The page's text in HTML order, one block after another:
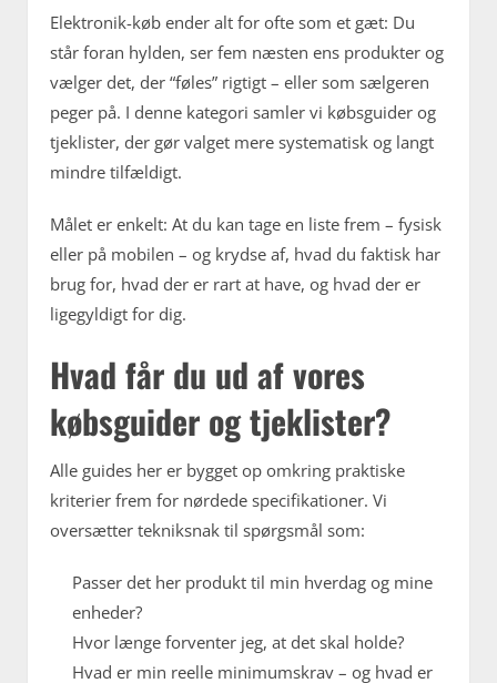
Elektronik-køb ender alt for ofte som et gæt: Du
står foran hylden, ser fem næsten ens produkter og
vælger det, der “føles” rigtigt – eller som sælgeren
peger på. I denne kategori samler vi købsguider og
tjeklister, der gør valget mere systematisk og langt
mindre tilfældigt.
Målet er enkelt: At du kan tage en liste frem – fysisk
eller på mobilen – og krydse af, hvad du faktisk har
brug for, hvad der er rart at have, og hvad der er
ligegyldigt for dig.
Hvad får du ud af vores
købsguider og tjeklister?
Alle guides her er bygget op omkring praktiske
kriterier frem for nørdede specifikationer. Vi
oversætter tekniksnak til spørgsmål som:
Passer det her produkt til min hverdag og mine
enheder?
Hvor længe forventer jeg, at det skal holde?
Hvad er min reelle minimumskrav – og hvad er